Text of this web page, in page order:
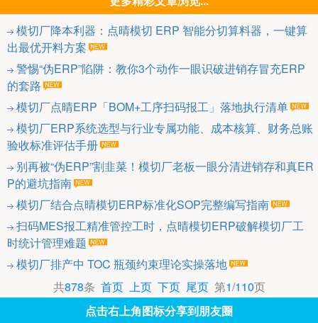
模切厂降本利器：点晴模切 ERP 智能分切算料器，一键算
出最优开料方案
警惕“伪ERP”陷阱：教你3个动作一眼识破进销存冒充ERP
的套路
模切厂点晴ERP「BOM+工序扫码报工」落地执行清单
模切厂ERP系统选型与行业专属功能、成本核算、财务总账
验收标准评估手册
别再被“伪ERP”割韭菜！模切厂老板一眼分清进销存和真ER
P的避坑指南
模切厂结合点晴模切ERP标准化SOP完整编写指南
扫码MES报工精准管控工时，点晴模切ERP破解模切厂工
时统计管理难题
模切厂排产中 TOC 瓶颈约束理论实操落地
共878条 首页 上页 下页 尾页第1/110页
点击右上角图标分享到朋友圈